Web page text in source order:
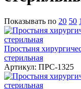
Показывать по 20 50
Простыня
стерильная
Артикул: ПРС-1325